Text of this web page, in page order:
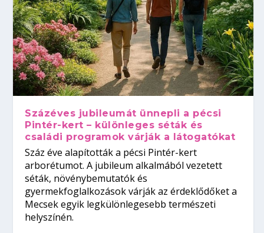
Százéves jubileumát ünnepli a pécsi
Pintér-kert – különleges séták és
családi programok várják a látogatókat
Száz éve alapították a pécsi Pintér-kert
arborétumot. A jubileum alkalmából vezetett
séták, növénybemutatók és
gyermekfoglalkozások várják az érdeklődőket a
Mecsek egyik legkülönlegesebb természeti
helyszínén.